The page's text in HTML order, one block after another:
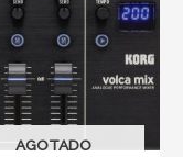
AGOTADO